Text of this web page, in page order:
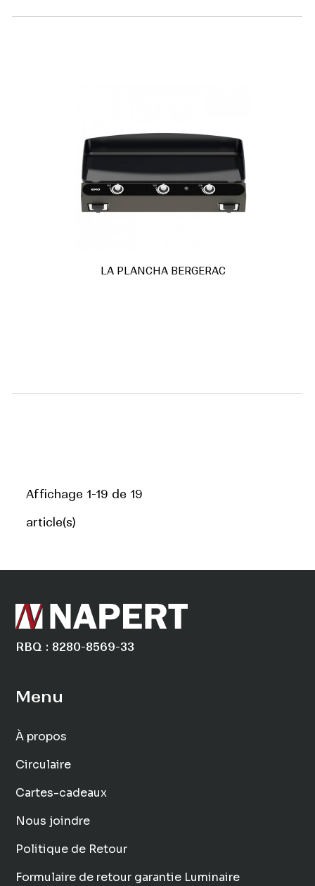
LA PLANCHA BERGERAC
Affichage 1-19 de 19
article(s)
RBQ : 8280-8569-33
Menu
À propos
Circulaire
Cartes-cadeaux
Nous joindre
Politique de Retour
Formulaire de retour garantie Luminaire